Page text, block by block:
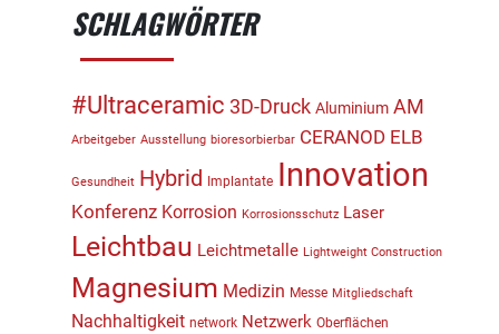
SCHLAGWÖRTER
#Ultraceramic 3D-Druck Aluminium AM
Arbeitgeber Ausstellung bioresorbierbar CERANOD ELB
Gesundheit Hybrid Implantate Innovation
Konferenz Korrosion Korrosionsschutz Laser
Leichtbau Leichtmetalle Lightweight Construction
Magnesium Medizin Messe Mitgliedschaft
Nachhaltigkeit network Netzwerk Oberflächen